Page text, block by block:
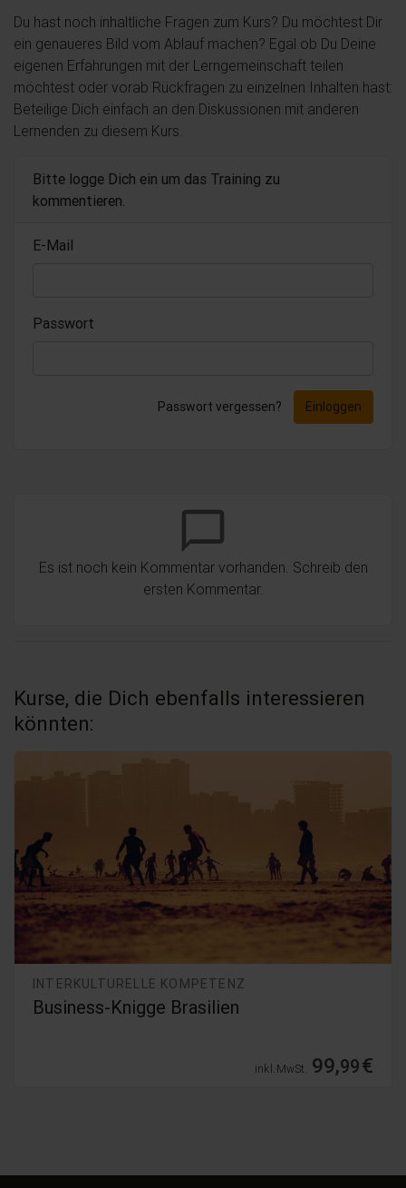
Du hast noch inhaltliche Fragen zum Kurs? Du möchtest Dir
ein genaueres Bild vom Ablauf machen? Egal ob Du Deine
eigenen Erfahrungen mit der Lerngemeinschaft teilen
möchtest oder vorab Rückfragen zu einzelnen Inhalten hast:
Beteilige Dich einfach an den Diskussionen mit anderen
Lernenden zu diesem Kurs.
Bitte logge Dich ein um das Training zu
kommentieren.
E-Mail
Passwort
Passwort vergessen? Einloggen
chat_bubble_outline
Es ist noch kein Kommentar vorhanden. Schreib den
ersten Kommentar.
Kurse, die Dich ebenfalls interessieren
könnten:
INTERKULTURELLE KOMPETENZ
Business-Knigge Brasilien
inkl. MwSt. 99,99€